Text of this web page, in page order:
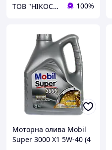
ТОВ "НІКОС-АВТО" 100%
Моторна олива Mobil
Super 3000 X1 5W-40 (4